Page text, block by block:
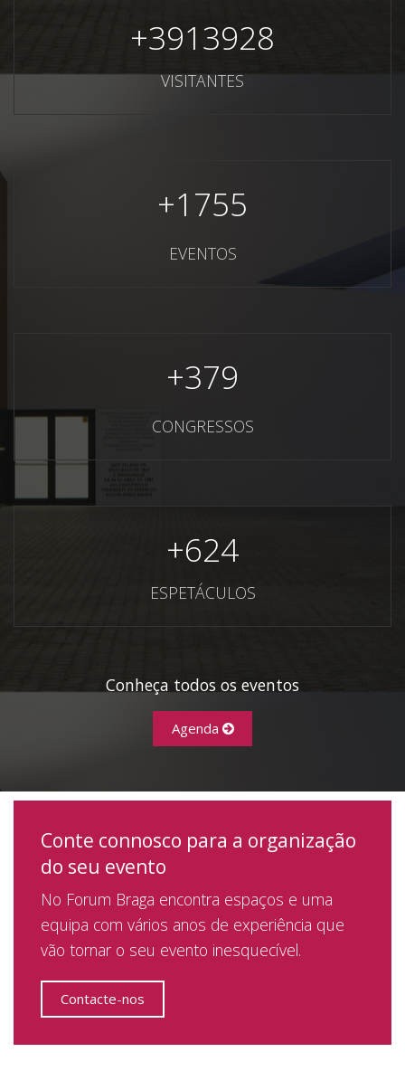
+3913928
VISITANTES
+1755
EVENTOS
+379
CONGRESSOS
+624
ESPETÁCULOS
Conheça todos os eventos
Agenda
Conte connosco para a organização
do seu evento
No Forum Braga encontra espaços e uma
equipa com vários anos de experiência que
vão tornar o seu evento inesquecível.
Contacte-nos